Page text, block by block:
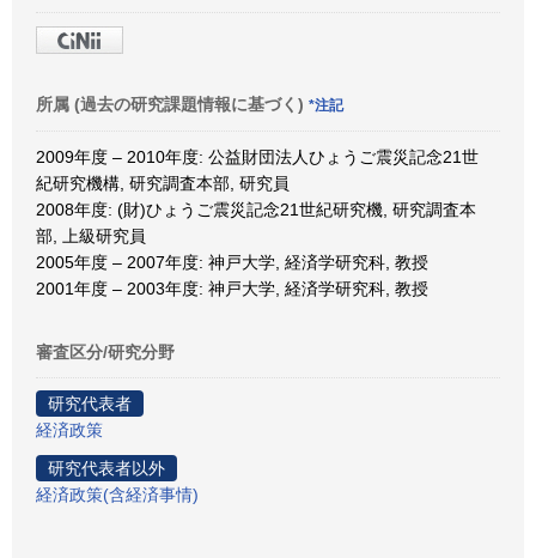
所属 (過去の研究課題情報に基づく) *注記
2009年度 – 2010年度: 公益財団法人ひょうご震災記念21世
紀研究機構, 研究調査本部, 研究員
2008年度: (財)ひょうご震災記念21世紀研究機, 研究調査本
部, 上級研究員
2005年度 – 2007年度: 神戸大学, 経済学研究科, 教授
2001年度 – 2003年度: 神戸大学, 経済学研究科, 教授
審査区分/研究分野
研究代表者
経済政策
研究代表者以外
経済政策(含経済事情)